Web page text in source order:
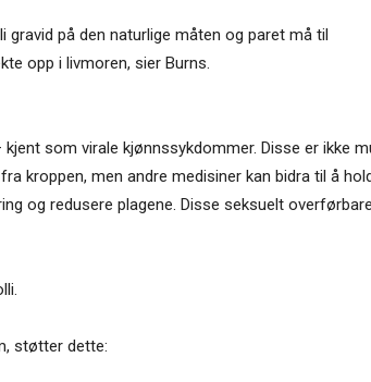
gravid på den naturlige måten og paret må til
opp i livmoren, sier Burns.
som virale kjønnssykdommer. Disse er ikke
kroppen, men andre medisiner kan bidra til å
og redusere plagene. Disse seksuelt
støtter dette: